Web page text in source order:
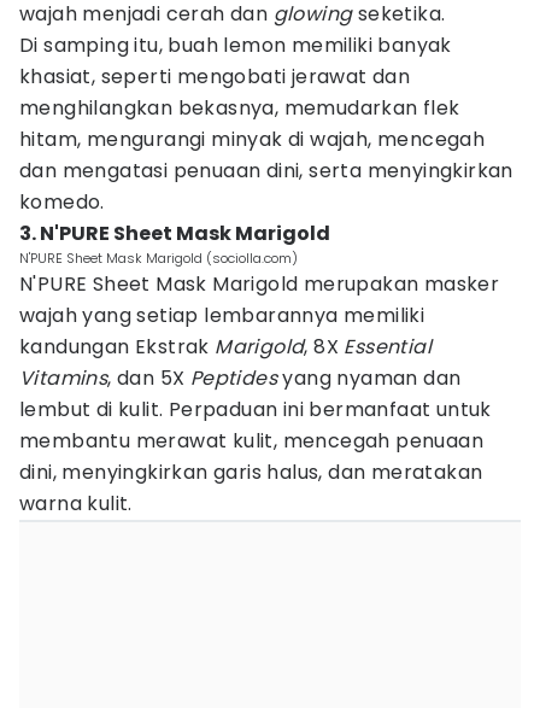
wajah menjadi cerah dan glowingseketika.
Di samping itu, buah lemon memiliki banyak
khasiat, seperti mengobati jerawat dan
menghilangkan bekasnya, memudarkan flek
hitam, mengurangi minyak di wajah, mencegah
dan mengatasi penuaan dini, serta menyingkirkan
komedo.
3. N'PURE Sheet Mask Marigold
N'PURE Sheet Mask Marigold (sociolla.com)
N'PURE Sheet Mask Marigold merupakan masker
wajah yang setiap lembarannya memiliki
kandungan Ekstrak Marigold, 8X Essential
Vitamins, dan 5X Peptidesyang nyaman dan
lembut di kulit. Perpaduan ini bermanfaat untuk
membantu merawat kulit, mencegah penuaan
dini, menyingkirkan garis halus, dan meratakan
warna kulit.